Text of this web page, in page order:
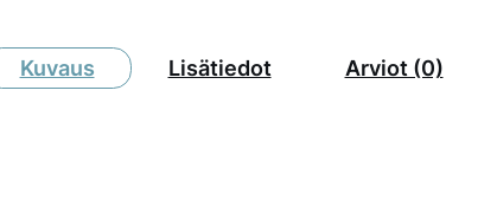
Kuvaus Lisätiedot Arviot (0)